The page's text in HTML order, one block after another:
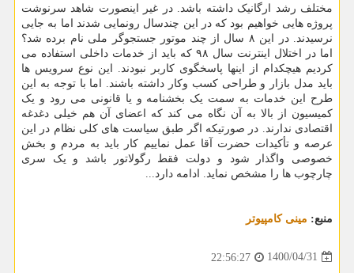
مختلف رشد ارگانیک داشته باشد. در غیر اینصورت شاهد سرنوشت
پروژه هایی خواهیم بود که در این چندسال رونمایی شدند اما به جایی
نرسیدند. در این ۸ سال از چند موتور جستجوگر ملی نام برده شد؟
اما در اختلال اینترنت سال ۹۸ که باید از خدمات داخلی استفاده می
کردیم هیچکدام از اینها پاسخگوی کاربر نبودند. این نوع سرویس ها
باید مدل بازار و طراحی کسب وکار داشته باشند. اما با توجه به این
طرح این خدمات به سمت یک بخشنامه و یا قانونی می رود و یک
کمیسیون از بالا به آن نگاه می کند که اعضای آن هم خیلی دغدغه
اقتصادی ندارند. در صورتیکه اگر طبق سیاست های کلی نظام در این
عرصه و تأکیدات حضرت آقا عمل نماییم کار باید به مردم و بخش
خصوصی واگذار شود و دولت فقط رگولاتور باشد و یک سری
چارچوب ها را مشخص نماید. ادامه دارد...
منبع: مینی كامپیوتر
1400/04/31
22:56:27